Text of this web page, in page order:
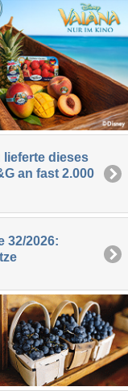
dieses
an fast 2.000
32/2026: